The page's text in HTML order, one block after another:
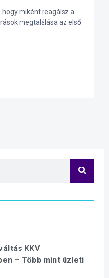
miként reagálsz a
megtalálása az első
KKV
– Több mint üzleti